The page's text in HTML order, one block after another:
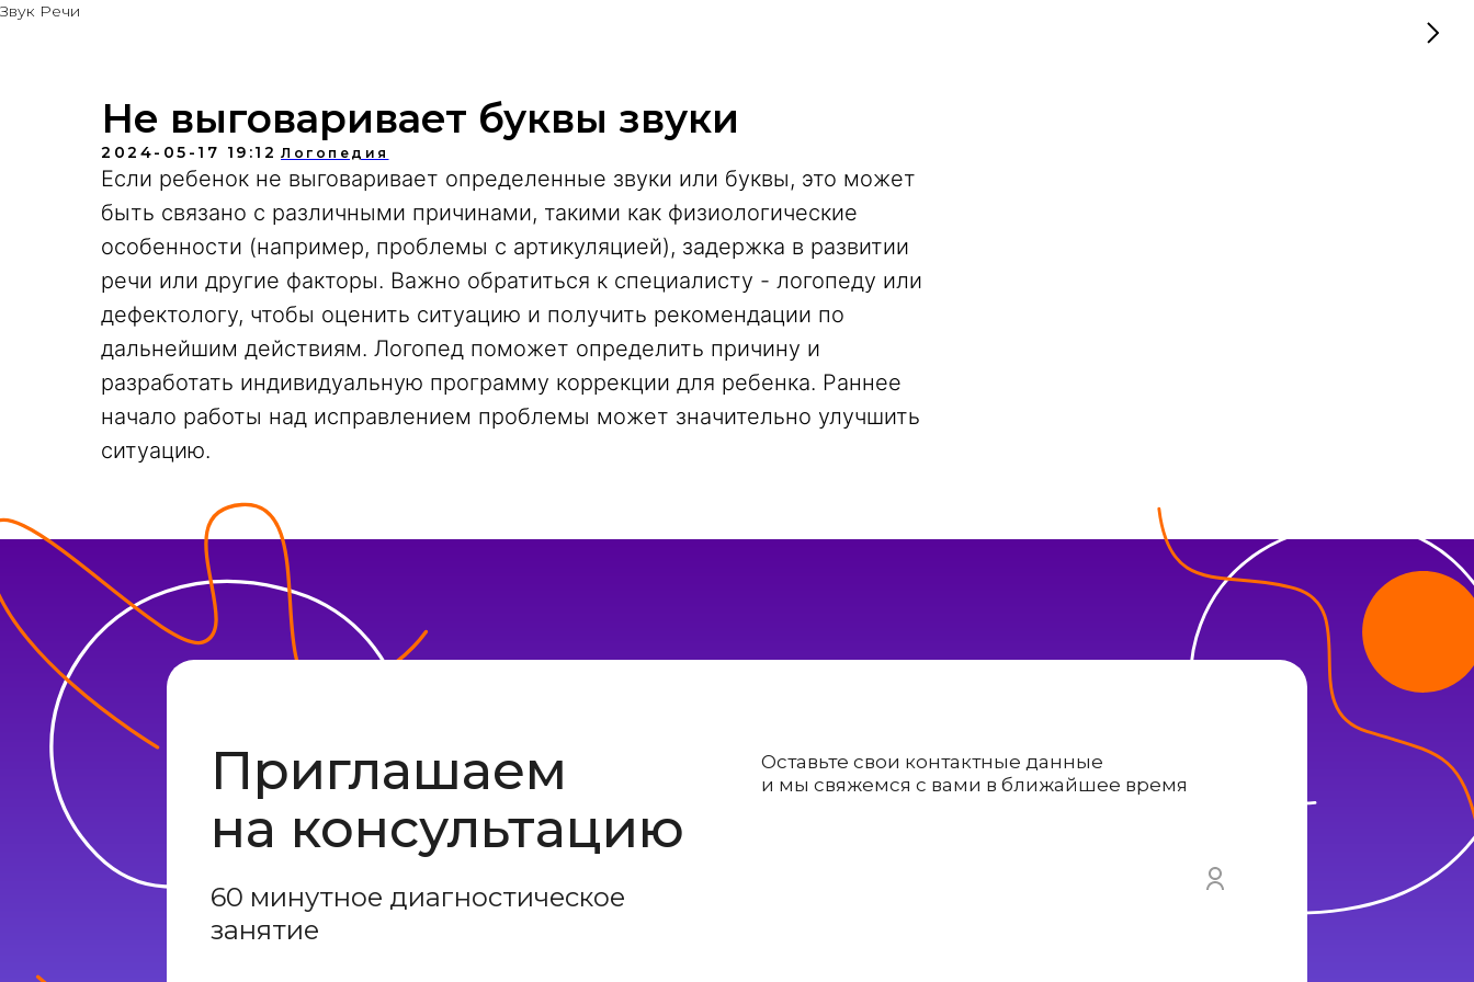
Звук Речи
Не выговаривает буквы звуки
2024-05-17 19:12 Логопедия
Если ребенок не выговаривает определенные звуки или буквы, это может
быть связано с различными причинами, такими как физиологические
особенности (например, проблемы с артикуляцией), задержка в развитии
речи или другие факторы. Важно обратиться к специалисту - логопеду или
дефектологу, чтобы оценить ситуацию и получить рекомендации по
дальнейшим действиям. Логопед поможет определить причину и
разработать индивидуальную программу коррекции для ребенка. Раннее
начало работы над исправлением проблемы может значительно улучшить
ситуацию.
Оставьте свои контактные данные
и мы свяжемся с вами в ближайшее время
Приглашаем
на консультацию
60 минутное диагностическое
занятие